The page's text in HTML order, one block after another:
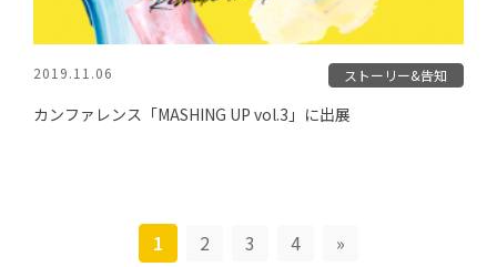
2019.11.06 ストーリー&告知
カンファレンス「MASHING UP vol.3」に出展
1 2 3 4 »